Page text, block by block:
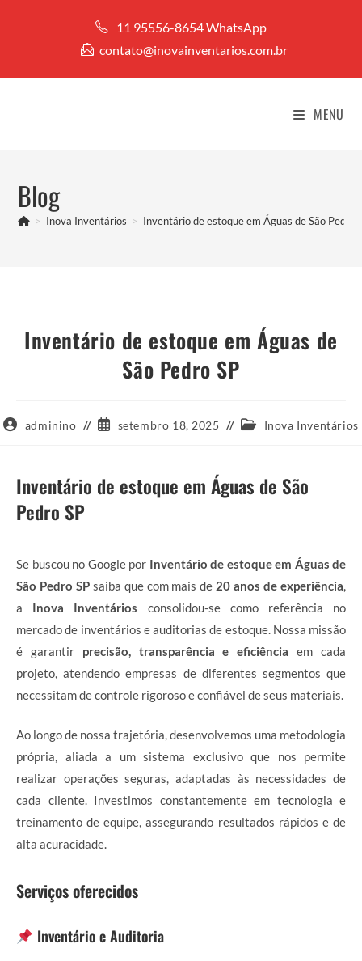
11 95556-8654 WhatsApp
contato@inovainventarios.com.br
MENU
Blog
> Inova Inventários > Inventário de estoque em Águas de São Pedro
Inventário de estoque em Águas de
São Pedro SP
Autoradminino
Postsetembro 18, 2025
Categoria
Inova Inventários
Inventário de estoque em Águas de São
Pedro SP
Se buscou no Google por Inventário de estoque em Águas de
São Pedro SPsaiba que com mais de 20 anos de experiência
a Inova Inventários consolidou-se como referência no
mercado de inventários e auditorias de estoque. Nossa missão
é garantir precisão, transparência e eficiência em cada
projeto, atendendo empresas de diferentes segmentos que
necessitam de controle rigoroso e confiável de seus materiais.
Ao longo de nossa trajetória, desenvolvemos uma metodologia
própria, aliada a um sistema exclusivo que nos permite
realizar operações seguras, adaptadas às necessidades de
cada cliente. Investimos constantemente em tecnologia e
treinamento de equipe, assegurando resultados rápidos e de
alta acuracidade.
Serviços oferecidos
Inventário e Auditoria